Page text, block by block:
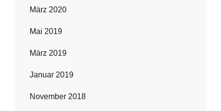
März 2020
Mai 2019
März 2019
Januar 2019
November 2018